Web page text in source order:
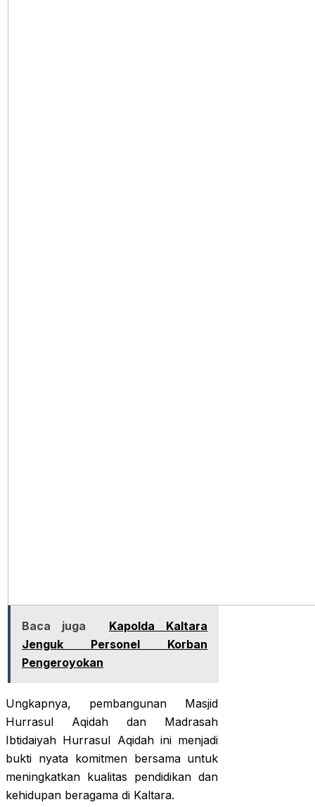
Baca juga
Kapolda Kaltara
Jenguk Personel Korban
Pengeroyokan
Ungkapnya, pembangunan Masjid
Hurrasul Aqidah dan Madrasah
Ibtidaiyah Hurrasul Aqidah ini menjadi
bukti nyata komitmen bersama untuk
meningkatkan kualitas pendidikan dan
kehidupan beragama di Kaltara.